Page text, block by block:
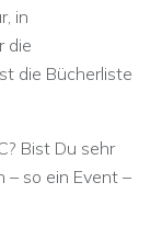
in
die
die Bücherliste
Bist Du sehr
– so ein Event –